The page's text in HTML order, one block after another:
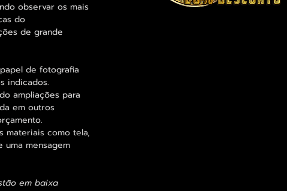
observar os mais
do
de grande
de fotografia
indicados.
ampliações para
em outros
materiais como tela,
uma mensagem
em baixa